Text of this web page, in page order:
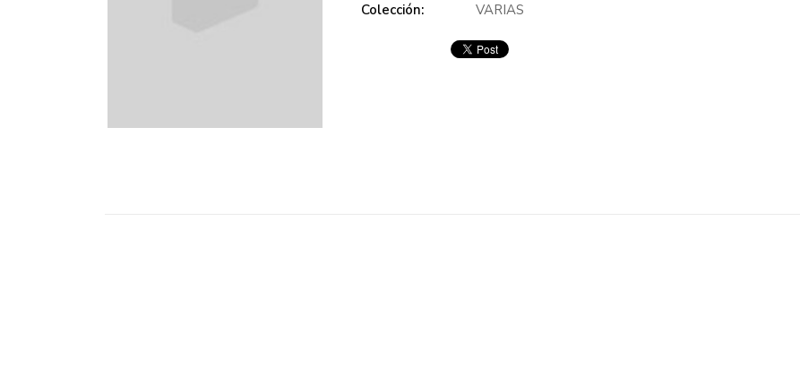
Colección:
VARIAS